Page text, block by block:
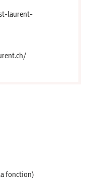
laurent-
fonction)